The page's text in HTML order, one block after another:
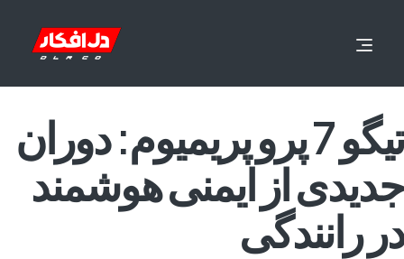
تیگو 7 پرو پریمیوم: دوران
جدیدی از ایمنی هوشمند
در رانندگی